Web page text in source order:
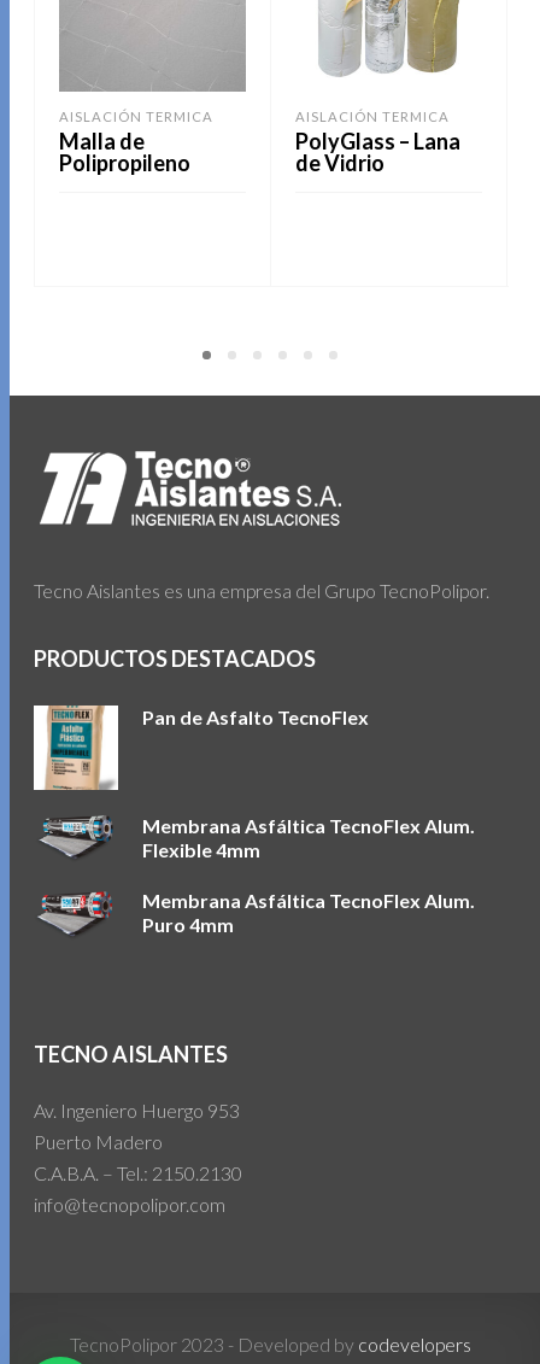
AISLACIÓN TERMICA
Malla de
Polipropileno
AISLACIÓN TERMICA
PolyGlass – Lana
de Vidrio
Tecno Aislantes es una empresa del Grupo TecnoPolipor.
PRODUCTOS DESTACADOS
Pan de Asfalto TecnoFlex
Membrana Asfáltica TecnoFlex Alum.
Flexible 4mm
Membrana Asfáltica TecnoFlex Alum.
Puro 4mm
TECNO AISLANTES
Av. Ingeniero Huergo 953
Puerto Madero
C.A.B.A. – Tel.: 2150.2130
info@tecnopolipor.com
TecnoPolipor 2023 - Developed by codevelopers